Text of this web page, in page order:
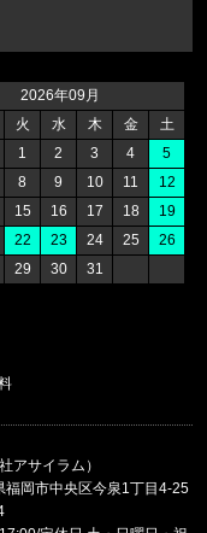
アサイラム）
岡市中央区今泉1丁目4-25
2026年09月
火 水 木 金
土
1
2 3 4
5
8 9 10 11
12
15 16 17 18
19
22 23 24 25
26
29 30 31
ざいます。
ざいます。
ざいます。
ざいます。